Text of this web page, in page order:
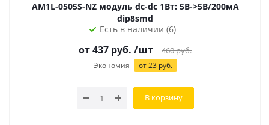
AM1L-0505S-NZ модуль dc-dc 1Вт: 5В->5В/200мА
dip8smd
Есть в наличии (6)
от437 руб. /шт 460руб.
Экономия от23руб.
В корзину